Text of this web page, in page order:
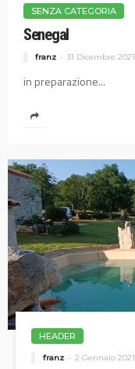
SENZA CATEGORIA
Senegal
franz 31 Dicembre 2021
in preparazione...
HEADER
franz 2 Gennaio 2021